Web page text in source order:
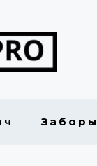
Заборы